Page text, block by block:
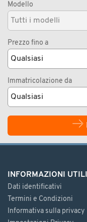
Modello
Prezzo fino a
Immatricolazione da
INFORMAZIONI UTILI
Dati identificativi
Termini e Condizioni
Informativa sulla privacy